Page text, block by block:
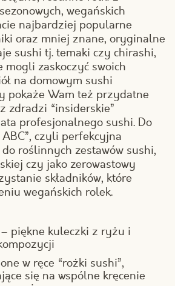
wegańskich
najbardziej popularne
oraz mniej znane, oryginalne
sushi tj. temaki czy chirashi,
zaskoczyć swoich
na domowym sushi
pokaże Wam też przydatne
zdradzi “insiderskie”
profesjonalnego sushi. Do
czyli perfekcyjna
roślinnych zestawów sushi,
czy jako zerowastowy
składników, które
wegańskich rolek.
piękne kuleczki z ryżu i
w ręce “rożki sushi”,
się na wspólne kręcenie